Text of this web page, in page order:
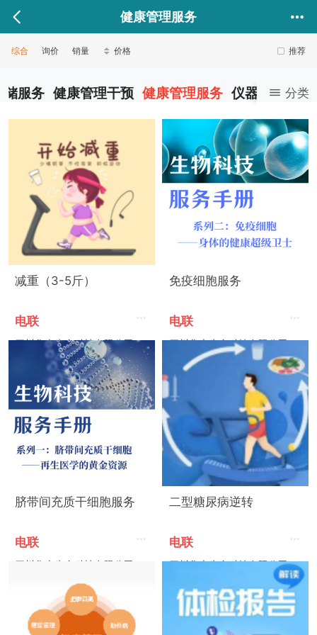
健康管理服务
推荐
综合 询价 销量 价格
分类
储服务 健康管理干预 健康管理服务 仪器设备专区
减重（3-5斤）
电联
四川华大生命科技有限公司
免疫细胞服务
电联
四川华大生命科技有限公司
脐带间充质干细胞服务
电联
四川华大生命科技有限公司
二型糖尿病逆转
电联
四川华大生命科技有限公司